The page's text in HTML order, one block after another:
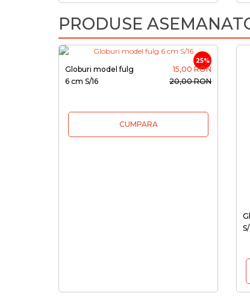
PRODUSE
25%
Globuri model fulg
6 cm S/16
15,00 RON
20,00 RON
CUMPARA